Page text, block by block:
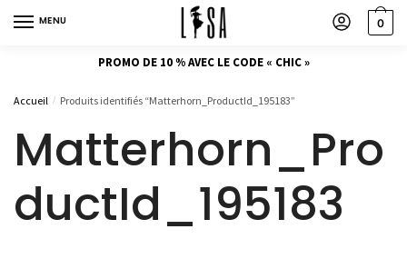
MENU 0
PROMO DE 10 % AVEC LE CODE « CHIC »
Accueil / Produits identifiés “Matterhorn_ProductId_195183”
Matterhorn_Pro
ductId_195183